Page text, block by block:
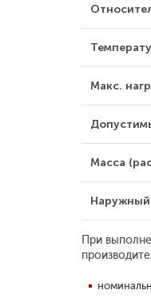
Макс.
Масса
При